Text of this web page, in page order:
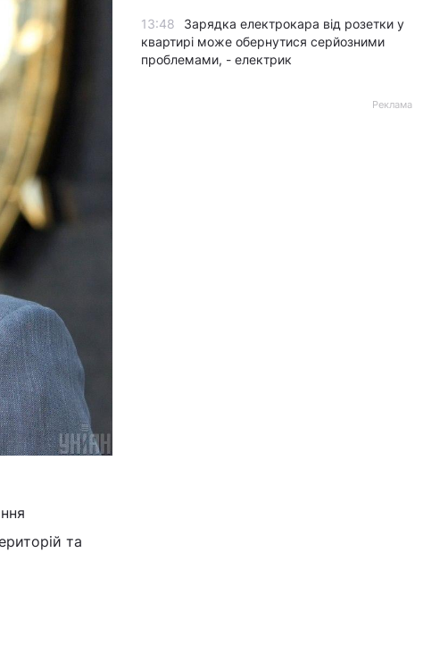
та
13:48
Зарядка електрокара від розетки у
квартирі може обернутися серйозними
проблемами, - електрик
Реклама